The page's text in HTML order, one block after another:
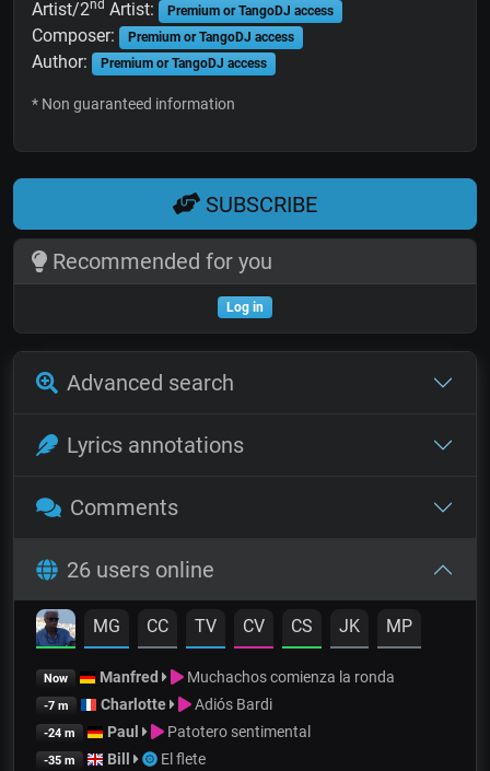
Artist/2nd Artist: Premium or TangoDJ access
Composer: Premium or TangoDJ access
Author: Premium or TangoDJ access
* Non guaranteed information
SUBSCRIBE
Recommended for you
Log in
Advanced search
Lyrics annotations
Comments
26 users online
MG CC TV CV CS JK MP
Now Manfred Muchachos comienza la ronda
-7 m Charlotte Adiós Bardi
-24 m Paul Patotero sentimental
-35 m Bill El flete